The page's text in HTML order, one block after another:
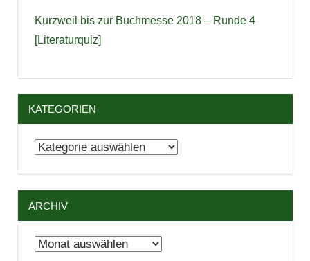
Kurzweil bis zur Buchmesse 2018 – Runde 4
[Literaturquiz]
KATEGORIEN
Kategorien
ARCHIV
Archiv